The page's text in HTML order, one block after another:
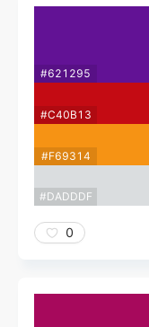
#621295
#C40B13
#F69314
#DADDDF
0